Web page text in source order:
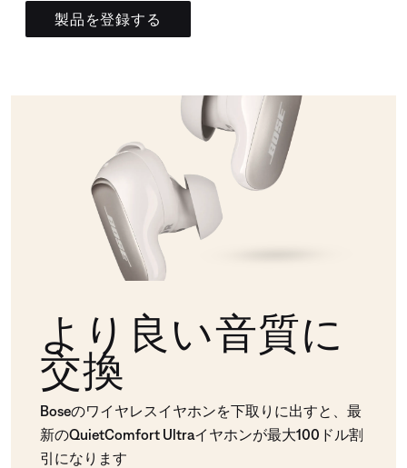
製品を登録する
より良い音質に
交換
Boseのワイヤレスイヤホンを下取りに出すと、最
新のQuietComfort Ultraイヤホンが最大100ドル割
引になります